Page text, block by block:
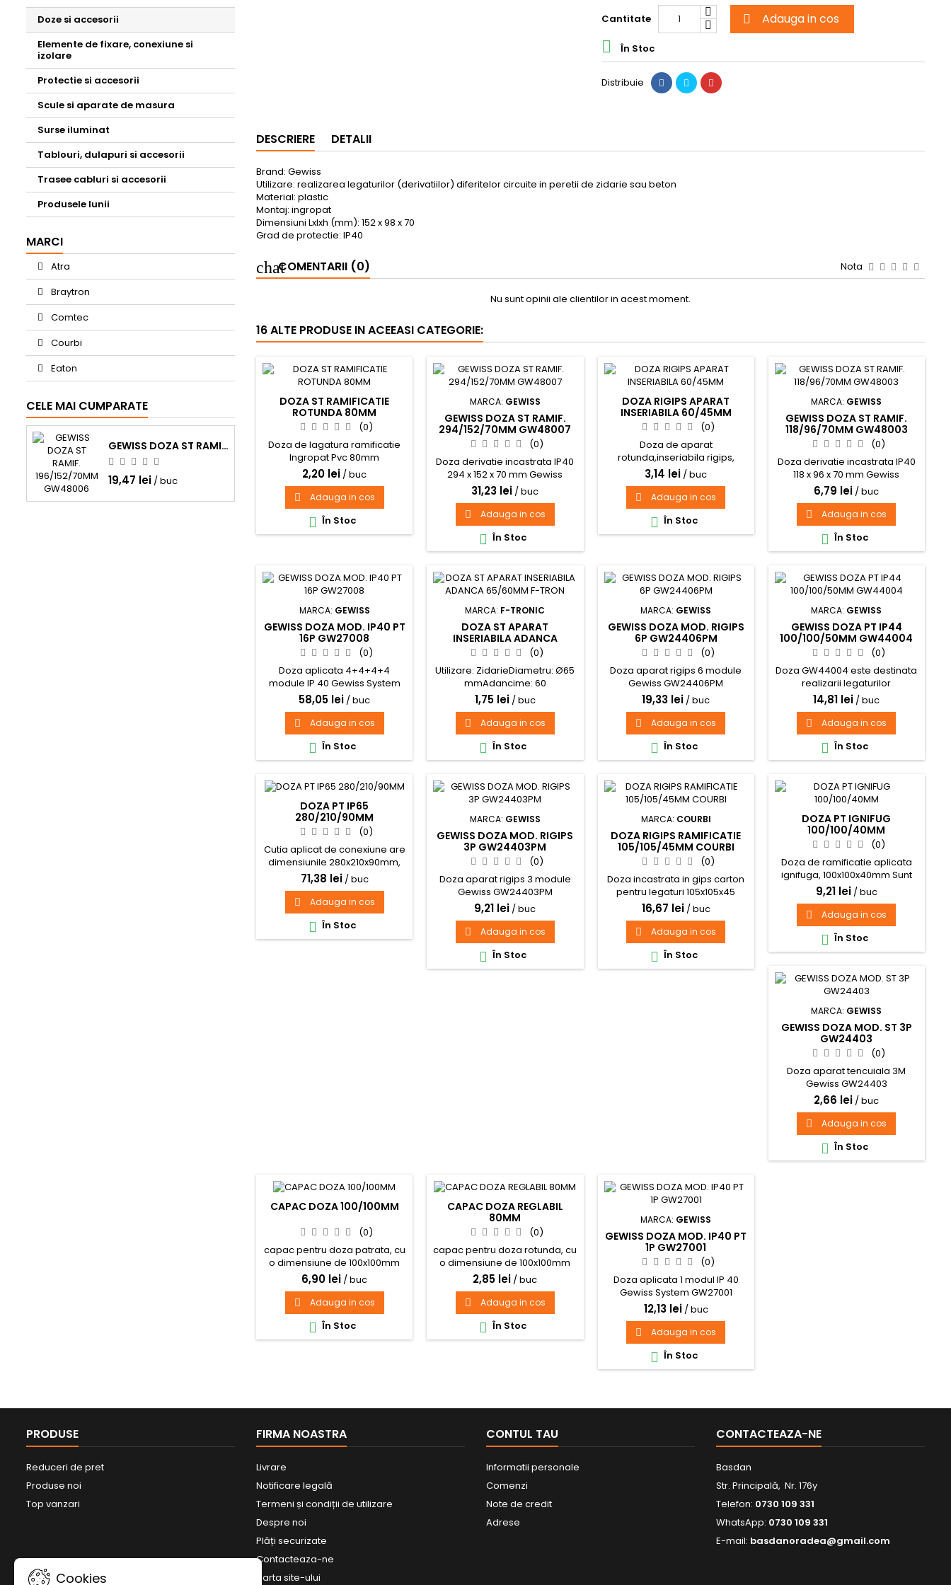
Doze si accesorii
Elemente de fixare, conexiune si
izolare
Protectie si accesorii
Scule si aparate de masura
Surse iluminat
Tablouri, dulapuri si accesorii
Trasee cabluri si accesorii
Produsele lunii
MARCI
Atra
Braytron
Comtec
Courbi
Eaton
CELE MAI CUMPARATE
GEWISS DOZA ST RAMIF. 196/152/70MM GW48006
19,47 lei / buc
Cantitate  Adauga in cos
 În Stoc
Distribuie
DESCRIERE DETALII
Brand: Gewiss
Utilizare: realizarea legaturilor (derivatiilor) diferitelor circuite in peretii de zidarie sau beton
Material: plastic
Montaj: ingropat
Dimensiuni Lxlxh (mm): 152 x 98 x 70
Grad de protectie: IP40
COMENTARII (0) Nota
Nu sunt opinii ale clientilor in acest moment.
16 ALTE PRODUSE IN ACEEASI CATEGORIE:
DOZA ST RAMIFICATIE
ROTUNDA 80MM
(0)
Doza de lagatura ramificatie
Ingropat Pvc 80mm
2,20 lei / buc
 Adauga in cos
 În Stoc
MARCA: GEWISS
GEWISS DOZA ST RAMIF.
294/152/70MM GW48007
(0)
Doza derivatie incastrata IP40
294 x 152 x 70 mm Gewiss
GW48007
31,23 lei / buc
 Adauga in cos
 În Stoc
DOZA RIGIPS APARAT
INSERIABILA 60/45MM
(0)
Doza de aparat
rotunda,inseriabila rigips,
65x45 mm
3,14 lei / buc
 Adauga in cos
 În Stoc
MARCA: GEWISS
GEWISS DOZA ST RAMIF.
118/96/70MM GW48003
(0)
Doza derivatie incastrata IP40
118 x 96 x 70 mm Gewiss
GW48003
6,79 lei / buc
 Adauga in cos
 În Stoc
MARCA: GEWISS
GEWISS DOZA MOD. IP40 PT
16P GW27008
(0)
Doza aplicata 4+4+4+4
module IP 40 Gewiss System
GW27008
58,05 lei / buc
 Adauga in cos
 În Stoc
MARCA: F-TRONIC
DOZA ST APARAT
INSERIABILA ADANCA
65/60MM F-TRON
(0)
Utilizare: ZidarieDiametru: Ø65
mmAdancime: 60
mmMaterial: PlasticPosibilitate
intercuplare: DAPentru tip
aparataj: ClasicNumar
module: 1Culoare: Negru
1,75 lei / buc
 Adauga in cos
 În Stoc
MARCA: GEWISS
GEWISS DOZA MOD. RIGIPS
6P GW24406PM
(0)
Doza aparat rigips 6 module
Gewiss GW24406PM
19,33 lei / buc
 Adauga in cos
 În Stoc
MARCA: GEWISS
GEWISS DOZA PT IP44
100/100/50MM GW44004
(0)
Doza GW44004 este destinata
realizarii legaturilor
(derivatiilor) diferitelor circuite,
se monteaza aparent si
permite 6 intrari. Aceasta este
adecvata pentru conexiuni
normale, pentru utilizari
speciale si pentru uz industrial.
tehnopolimeri cu performante
ridicate si are dimensiunile
(L x l x i)....
14,81 lei / buc
 Adauga in cos
 În Stoc
DOZA PT IP65
280/210/90MM
(0)
Cutia aplicat de conexiune are
dimensiunile 280x210x90mm,
din material electroizolant gri
71,38 lei / buc
 Adauga in cos
 În Stoc
MARCA: GEWISS
GEWISS DOZA MOD. RIGIPS
3P GW24403PM
(0)
Doza aparat rigips 3 module
Gewiss GW24403PM
9,21 lei / buc
 Adauga in cos
 În Stoc
MARCA: COURBI
DOZA RIGIPS RAMIFICATIE
105/105/45MM COURBI
(0)
Doza incastrata in gips carton
pentru legaturi 105x105x45
Capac alb Culoare galben
IP30 - Non coroziv Halogen
Free
16,67 lei / buc
 Adauga in cos
 În Stoc
DOZA PT IGNIFUG
100/100/40MM
(0)
Doza de ramificatie aplicata
ignifuga, 100x100x40mm Sunt
folosite pentru efectuarea
legaturilor intre cabluri, sunt
realizate din plastic ignifug, nu
se corodeaza si rezista la
impact si presiune
9,21 lei / buc
 Adauga in cos
 În Stoc
MARCA: GEWISS
GEWISS DOZA MOD. ST 3P
GW24403
(0)
Doza aparat tencuiala 3M
Gewiss GW24403
dimensiune 119 x 80 x 50 mm
2,66 lei / buc
 Adauga in cos
 În Stoc
CAPAC DOZA 100/100MM
(0)
capac pentru doza patrata, cu
o dimensiune de 100x100mm
6,90 lei / buc
 Adauga in cos
 În Stoc
CAPAC DOZA REGLABIL
80MM
(0)
capac pentru doza rotunda, cu
o dimensiune de 100x100mm
2,85 lei / buc
 Adauga in cos
 În Stoc
MARCA: GEWISS
GEWISS DOZA MOD. IP40 PT
1P GW27001
(0)
Doza aplicata 1 modul IP 40
Gewiss System GW27001
12,13 lei / buc
 Adauga in cos
 În Stoc
PRODUSE
Reduceri de pret
Produse noi
Top vanzari
FIRMA NOASTRA
Livrare
Notificare legală
Termeni și condiții de utilizare
Despre noi
Plăți securizate
Contacteaza-ne
Harta site-ului
CONTUL TAU
Informatii personale
Comenzi
Note de credit
Adrese
CONTACTEAZA-NE
Basdan
Str. Principală, Nr. 176y
Telefon: 0730 109 331
WhatsApp: 0730 109 331
E-mail: basdanoradea@gmail.com
Cookies